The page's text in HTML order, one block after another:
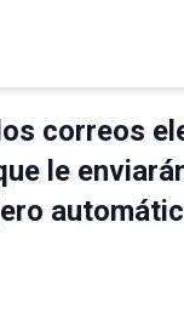
correos
le